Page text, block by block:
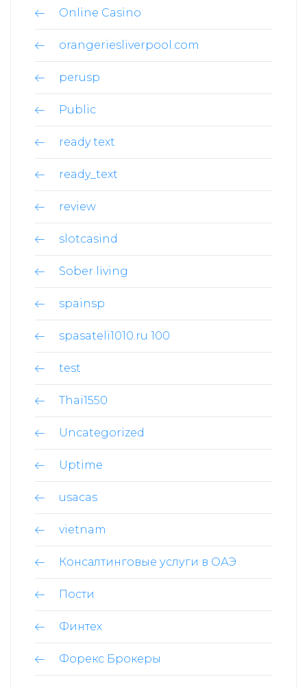
Online Casino
orangeriesliverpool.com
perusp
Public
ready text
ready_text
review
slotcasind
Sober living
spainsp
spasateli1010.ru 100
test
Thai1550
Uncategorized
Uptime
usacas
vietnam
Консалтинговые услуги в ОАЭ
Пости
Финтех
Форекс Брокеры